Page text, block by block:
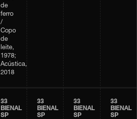
de
ferro
/
Copo
de
leite,
1978;
Acústica,
2018
33
BIENAL
SP
33
BIENAL
SP
33
BIENAL
SP
33
BIENAL
SP